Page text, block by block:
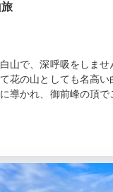
山で、深呼吸をしませ
花の山としても名高い
導かれ、御前峰の頂で